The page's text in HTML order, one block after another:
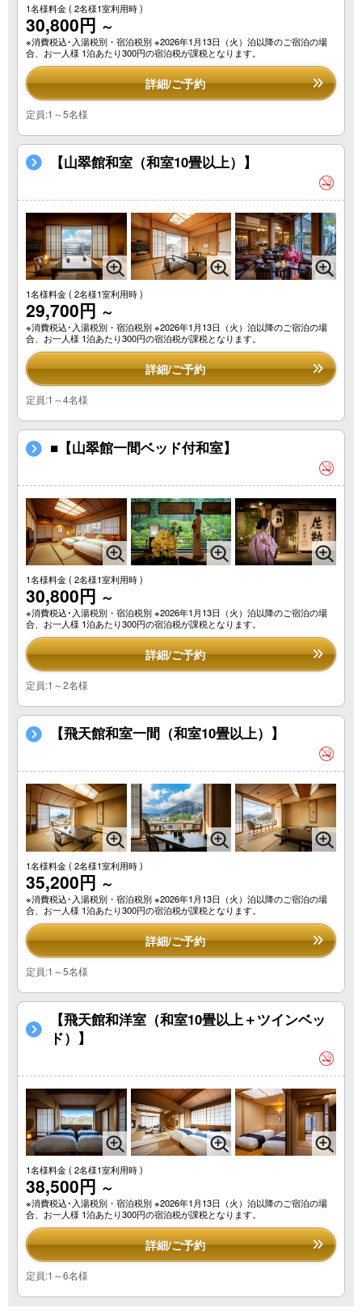
1名様料金( 2名様1室利用時 )
30,800円 ～
※消費税込･入湯税別・宿泊税別 ※2026年1月13日（火）泊以降のご宿泊の場
合、お一人様 1泊あたり300円の宿泊税が課税となります。
詳細/ご予約
定員:1～5名様
【山翠館和室（和室10畳以上）】
1名様料金( 2名様1室利用時 )
29,700円 ～
※消費税込･入湯税別・宿泊税別 ※2026年1月13日（火）泊以降のご宿泊の場
合、お一人様 1泊あたり300円の宿泊税が課税となります。
詳細/ご予約
定員:1～4名様
■【山翠館一間ベッド付和室】
1名様料金( 2名様1室利用時 )
30,800円 ～
※消費税込･入湯税別・宿泊税別 ※2026年1月13日（火）泊以降のご宿泊の場
合、お一人様 1泊あたり300円の宿泊税が課税となります。
詳細/ご予約
定員:1～2名様
【飛天館和室一間（和室10畳以上）】
1名様料金( 2名様1室利用時 )
35,200円 ～
※消費税込･入湯税別・宿泊税別 ※2026年1月13日（火）泊以降のご宿泊の場
合、お一人様 1泊あたり300円の宿泊税が課税となります。
詳細/ご予約
定員:1～5名様
【飛天館和洋室（和室10畳以上＋ツインベッ
ド）】
1名様料金( 2名様1室利用時 )
38,500円 ～
※消費税込･入湯税別・宿泊税別 ※2026年1月13日（火）泊以降のご宿泊の場
合、お一人様 1泊あたり300円の宿泊税が課税となります。
詳細/ご予約
定員:1～6名様